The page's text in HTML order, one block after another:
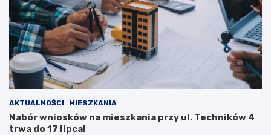
AKTUALNOŚCI MIESZKANIA
Nabór wniosków na mieszkania przy ul. Techników 4
trwa do 17 lipca!